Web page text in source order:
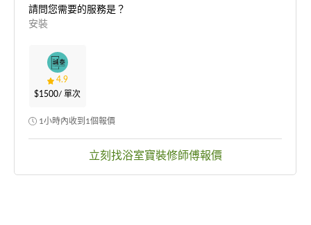
請問您需要的服務是？
安裝
4.9
$1500/ 單次
1小時內收到1個報價
立刻找浴室寶裝修師傅報價